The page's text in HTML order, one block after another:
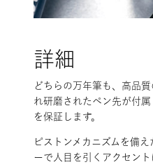
詳細
どちらの万年筆も、高品
れ研磨されたペン先が付
を保証します。
ピストンメカニズムを備
ーで人目を引くアクセン